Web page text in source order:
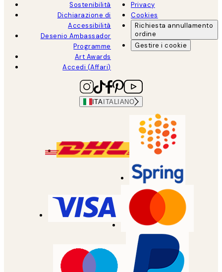
Sostenibilità
Dichiarazione di
Accessibilità
Desenio Ambassador
Programme
Art Awards
Accedi (Affari)
Privacy
Cookies
Richiesta annullamento
ordine
Gestire i cookie
ITA ITALIANO